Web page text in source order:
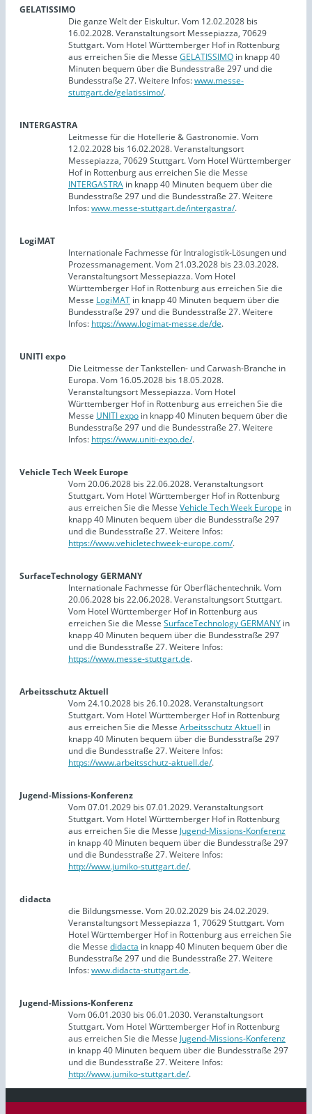
GELATISSIMO
Die ganze Welt der Eiskultur. Vom 12.02.2028 bis
16.02.2028. Veranstaltungsort Messepiazza, 70629
Stuttgart. Vom Hotel Württemberger Hof in Rottenburg
aus erreichen Sie die Messe GELATISSIMO in knapp 40
Minuten bequem über die Bundesstraße 297 und die
Bundesstraße 27. Weitere Infos:www.messe-
stuttgart.de/gelatissimo/.
INTERGASTRA
Leitmesse für die Hotellerie & Gastronomie. Vom
12.02.2028 bis 16.02.2028. Veranstaltungsort
Messepiazza, 70629 Stuttgart. Vom Hotel Württemberger
Hof in Rottenburg aus erreichen Sie die Messe
INTERGASTRA in knapp 40 Minuten bequem über die
Bundesstraße 297 und die Bundesstraße 27. Weitere
Infos:www.messe-stuttgart.de/intergastra/.
LogiMAT
Internationale Fachmesse für Intralogistik-Lösungen und
Prozessmanagement. Vom 21.03.2028 bis 23.03.2028.
Veranstaltungsort Messepiazza. Vom Hotel
Württemberger Hof in Rottenburg aus erreichen Sie die
Messe LogiMAT in knapp 40 Minuten bequem über die
Bundesstraße 297 und die Bundesstraße 27. Weitere
Infos: https://www.logimat-messe.de/de.
UNITI expo
Die Leitmesse der Tankstellen- und Carwash-Branche in
Europa. Vom 16.05.2028 bis 18.05.2028.
Veranstaltungsort Messepiazza. Vom Hotel
Württemberger Hof in Rottenburg aus erreichen Sie die
Messe UNITI expo in knapp 40 Minuten bequem über die
Bundesstraße 297 und die Bundesstraße 27. Weitere
Infos: https://www.uniti-expo.de/.
Vehicle Tech Week Europe
Vom 20.06.2028 bis 22.06.2028. Veranstaltungsort
Stuttgart. Vom Hotel Württemberger Hof in Rottenburg
aus erreichen Sie die Messe Vehicle Tech Week Europe in
knapp 40 Minuten bequem über die Bundesstraße 297
und die Bundesstraße 27. Weitere Infos:
https://www.vehicletechweek-europe.com/.
SurfaceTechnology GERMANY
Internationale Fachmesse für Oberflächentechnik. Vom
20.06.2028 bis 22.06.2028. Veranstaltungsort Stuttgart.
Vom Hotel Württemberger Hof in Rottenburg aus
erreichen Sie die Messe SurfaceTechnology GERMANY in
knapp 40 Minuten bequem über die Bundesstraße 297
und die Bundesstraße 27. Weitere Infos:
https://www.messe-stuttgart.de.
Arbeitsschutz Aktuell
Vom 24.10.2028 bis 26.10.2028. Veranstaltungsort
Stuttgart. Vom Hotel Württemberger Hof in Rottenburg
aus erreichen Sie die Messe Arbeitsschutz Aktuell in
knapp 40 Minuten bequem über die Bundesstraße 297
und die Bundesstraße 27. Weitere Infos:
https://www.arbeitsschutz-aktuell.de/.
Jugend-Missions-Konferenz
Vom 07.01.2029 bis 07.01.2029. Veranstaltungsort
Stuttgart. Vom Hotel Württemberger Hof in Rottenburg
aus erreichen Sie die Messe Jugend-Missions-Konferenz
in knapp 40 Minuten bequem über die Bundesstraße 297
und die Bundesstraße 27. Weitere Infos:
http://www.jumiko-stuttgart.de/.
didacta
die Bildungsmesse. Vom 20.02.2029 bis 24.02.2029.
Veranstaltungsort Messepiazza 1, 70629 Stuttgart. Vom
Hotel Württemberger Hof in Rottenburg aus erreichen Sie
die Messe didacta in knapp 40 Minuten bequem über die
Bundesstraße 297 und die Bundesstraße 27. Weitere
Infos:www.didacta-stuttgart.de.
Jugend-Missions-Konferenz
Vom 06.01.2030 bis 06.01.2030. Veranstaltungsort
Stuttgart. Vom Hotel Württemberger Hof in Rottenburg
aus erreichen Sie die Messe Jugend-Missions-Konferenz
in knapp 40 Minuten bequem über die Bundesstraße 297
und die Bundesstraße 27. Weitere Infos:
http://www.jumiko-stuttgart.de/.